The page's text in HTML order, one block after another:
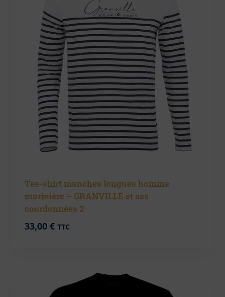
Tee-shirt manches longues homme
marinière – GRANVILLE et ses
coordonnées 2
33,00 € TTC